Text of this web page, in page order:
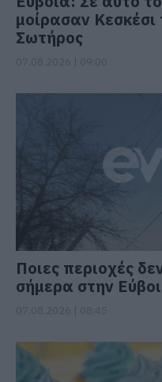
μοίρασαν
Σωτήρος
Ποιες περιοχές
σήμερα στην